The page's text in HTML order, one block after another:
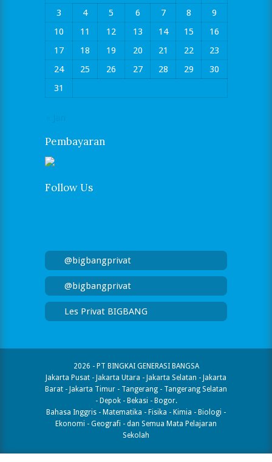
3
4 5 6 7 8
9
10
11 12 13 14 15
16
17
18 19 20 21 22
23
24
25 26 27 28 29
30
31
Pembayaran
Follow Us
@bigbangprivat
@bigbangprivat
Les Privat BIGBANG
2026 - PT BINGKAI GENERASI BANGSA
Jakarta Pusat - Jakarta Utara - Jakarta Selatan - Jakarta
Barat - Jakarta Timur - Tangerang - Tangerang Selatan
- Depok - Bekasi - Bogor.
Bahasa Inggris - Matematika - Fisika - Kimia - Biologi -
Ekonomi - Geografi​ - dan Semua Mata Pelajaran
Sekolah